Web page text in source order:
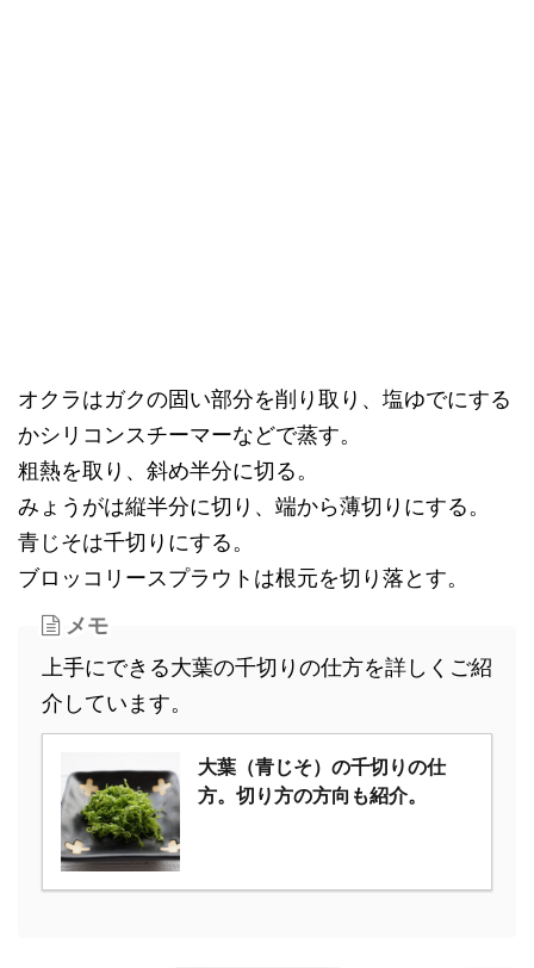
オクラはガクの固い部分を削り取り、塩ゆでにする
かシリコンスチーマーなどで蒸す。
粗熱を取り、斜め半分に切る。
みょうがは縦半分に切り、端から薄切りにする。
青じそは千切りにする。
ブロッコリースプラウトは根元を切り落とす。
メモ
上手にできる大葉の千切りの仕方を詳しくご紹
介しています。
大葉（青じそ）の千切りの仕
方。切り方の方向も紹介。